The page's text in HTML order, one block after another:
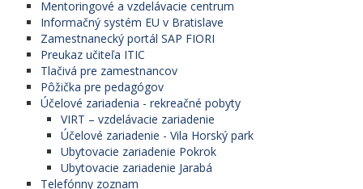
Mentoringové a vzdelávacie centrum
Informačný systém EU v Bratislave
Zamestnanecký portál SAP FIORI
Preukaz učiteľa ITIC
Tlačivá pre zamestnancov
Pôžička pre pedagógov
Účelové zariadenia - rekreačné pobyty
VIRT – vzdelávacie zariadenie
Účelové zariadenie - Vila Horský park
Ubytovacie zariadenie Pokrok
Ubytovacie zariadenie Jarabá
Telefónny zoznam